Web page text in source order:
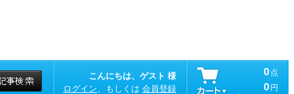
こんにちは、ゲスト 様
ログイン 、もしくは 会員登録
0 点
0 円